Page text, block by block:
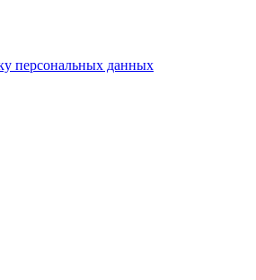
персональных данных